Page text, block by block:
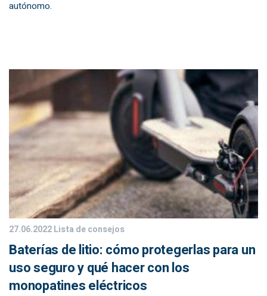
autónomo.
27.06.2022Lista de consejos
Baterías de litio: cómo protegerlas para un
uso seguro y qué hacer con los
monopatines eléctricos